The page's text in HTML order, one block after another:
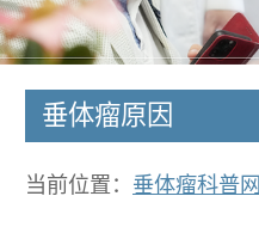
垂体瘤原因
当前位置： 垂体瘤科普网